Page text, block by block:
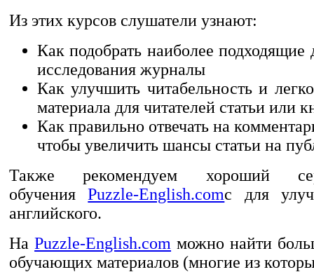
Из этих курсов слушатели узнают:
Как подобрать наиболее подходящие
исследования журналы
Как улучшить читабельность и
материала для читателей статьи или
Как правильно отвечать на
чтобы увеличить шансы статьи на
Также рекомендуем хороший
обученияPuzzle-English.comс для
английского.
НаPuzzle-English.com можно найти
обучающих материалов (многие из